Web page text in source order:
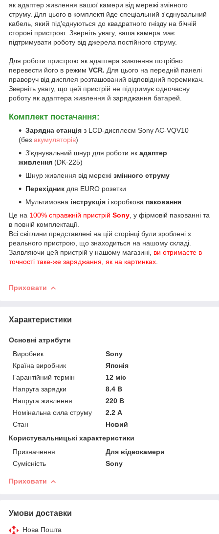
як адаптер живлення вашої камери від мережі змінного
струму. Для цього в комплекті йде спеціальний з'єднувальний
кабель, який під'єднуються до квадратного гнізду на бічній
стороні пристрою. Зверніть увагу, ваша камера має
підтримувати роботу від джерела постійного струму.
Для роботи пристрою як адаптера живлення потрібно
перевести його в режим VCR. Для цього на передній панелі
праворуч від дисплея розташований відповідний перемикач.
Зверніть увагу, що цей пристрій не підтримує одночасну
роботу як адаптера живлення й заряджання батарей.
Комплект постачання:
Зарядна станція з LCD-дисплеєм Sony AC-VQV10
(без акумуляторів)
З'єднувальний шнур для роботи як адаптер
живлення (DK-225)
Шнур живлення від мережі змінного струму
Перехідник для EURO розетки
Мультимовна інструкція і коробкова паковання
Це на 100% справжній пристрій Sony , у фірмовій пакованні та
в повній комплектації.
Всі світлини представлені на цій сторінці були зроблені з
реального пристрою, що знаходиться на нашому складі.
Заявляючи цей пристрій у нашому магазині, ви отримаєте в
точності таке-же заряджання, як на картинках
Приховати
Характеристики
Основні атрибути
Виробник
Sony
Країна виробник
Японія
Гарантійний термін
12 міс
Напруга зарядки
8.4 В
Напруга живлення
220 В
Номінальна сила струму
2.2 А
Стан
Новий
Користувальницькі характеристики
Призначення
Для відеокамери
Сумісність
Sony
Приховати
Умови доставки
Нова Пошта